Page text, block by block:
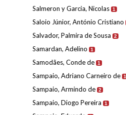
Salmeron y Garcia, Nicolas 1
Saloio Júnior, António Cristiano
Salvador, Palmira de Sousa 2
Samardan, Adelino 1
Samodães, Conde de 1
Sampaio, Adriano Carneiro de 1
Sampaio, Armindo de 2
Sampaio, Diogo Pereira 1